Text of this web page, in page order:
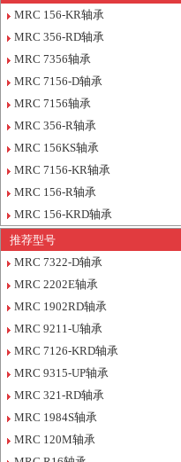
MRC 156-KR轴承
MRC 356-RD轴承
MRC 7356轴承
MRC 7156-D轴承
MRC 7156轴承
MRC 356-R轴承
MRC 156KS轴承
MRC 7156-KR轴承
MRC 156-R轴承
MRC 156-KRD轴承
推荐型号
MRC 7322-D轴承
MRC 2202E轴承
MRC 1902RD轴承
MRC 9211-U轴承
MRC 7126-KRD轴承
MRC 9315-UP轴承
MRC 321-RD轴承
MRC 1984S轴承
MRC 120M轴承